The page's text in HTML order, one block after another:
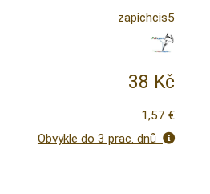
zapichcis5
38 Kč
1,57 €
Obvykle do 3 prac. dnů